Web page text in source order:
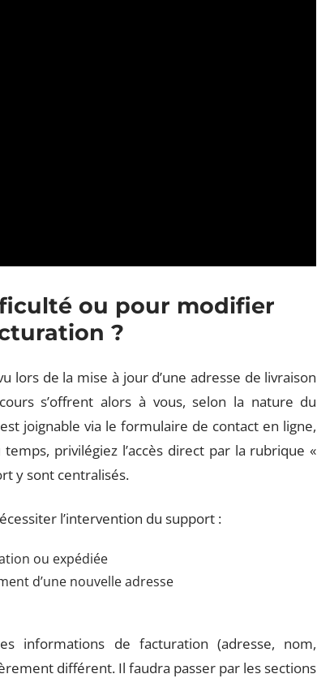
ou pour modifier
?
lors de la mise à jour d’une adresse de livraison
s’offrent alors à vous, selon la nature du
joignable via le formulaire de contact en ligne,
privilégiez l’accès direct par la rubrique «
y sont centralisés.
l’intervention du support :
ou expédiée
d’une nouvelle adresse
informations de facturation (adresse, nom,
différent. Il faudra passer par les sections